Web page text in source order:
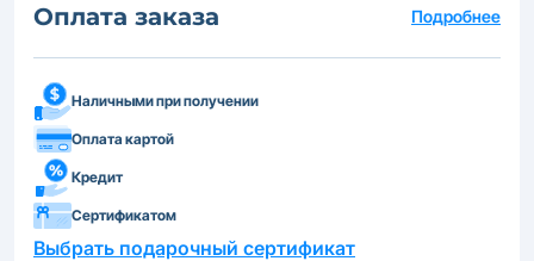
Оплата заказа Подробнее
Наличными при получении
Оплата картой
Кредит
Сертификатом
Выбрать подарочный сертификат